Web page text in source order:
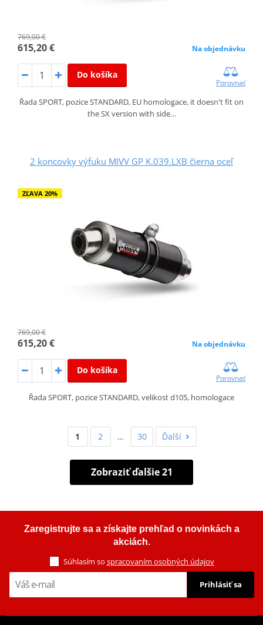
769,00 €
615,20 € Na objednávku
Do košíka
Porovnať
Řada SPORT, pozice STANDARD, EU homologace, it doesn't fit on
the SX version with side…
2 koncovky výfuku MIVV GP K.039.LXB čierna oceľ
ZĽAVA 20%
769,00 €
615,20 € Na objednávku
Do košíka
Porovnať
Řada SPORT, pozice STANDARD, velikost d105, homologace
1 2 … 30 Ďalší
Zobraziť ďalšie 21
Zaregistrujte sa a získajte prehľad o novinkách a
akciách.
Súhlasím so spracovaním osobných údajov
Prihlásiť sa